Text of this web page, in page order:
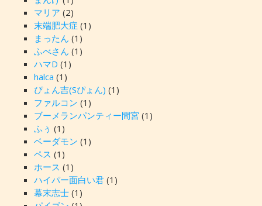
マリア (2)
末端肥大症 (1)
まったん (1)
ふべさん (1)
ハマD (1)
halca (1)
ぴょん吉(Sぴょん) (1)
ファルコン (1)
ブーメランパンティー間宮 (1)
ふぅ (1)
ベーダモン (1)
ペス (1)
ホース (1)
ハイパー面白い君(1)
幕末志士(1)